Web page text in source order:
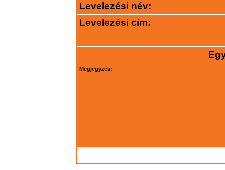
Levelezési név:
Levelezési cím:
Megjegyzés: